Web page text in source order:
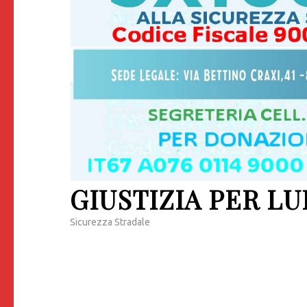
GIUSTIZIA PER
Sicurezza Stradale